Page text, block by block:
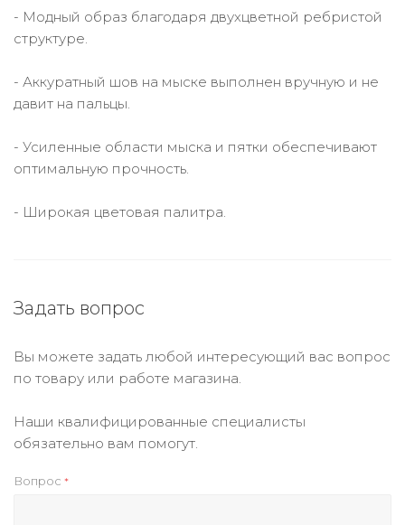
- Модный образ благодаря двухцветной ребристой
структуре.
- Аккуратный шов на мыске выполнен вручную и не
давит на пальцы.
- Усиленные области мыска и пятки обеспечивают
оптимальную прочность.
- Широкая цветовая палитра.
Задать вопрос
Вы можете задать любой интересующий вас вопрос
по товару или работе магазина.
Наши квалифицированные специалисты
обязательно вам помогут.
Вопрос *